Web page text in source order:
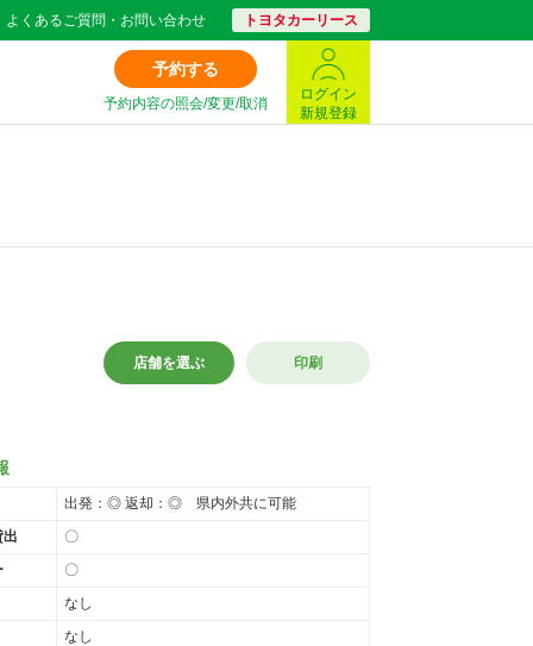
よくあるご質問・お問い合わせ トヨタカーリース
予約する
予約内容の照会/変更/取消
ログイン
新規登録
店舗を選ぶ 印刷
出発：◎ 返却：◎ 県内外共に可能
出
〇
〇
なし
なし